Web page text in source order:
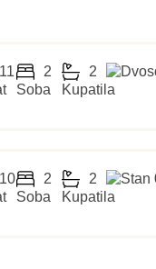
11
2
Soba
2
Kupatila
10
2
Soba
2
Kupatila